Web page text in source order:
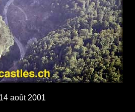
14 août 2001